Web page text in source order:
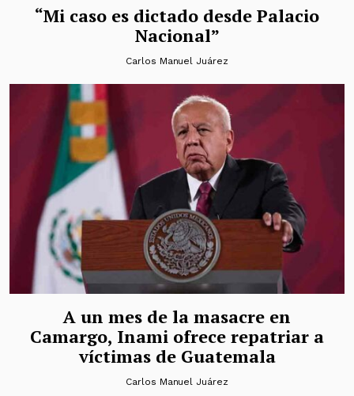
“Mi caso es dictado desde Palacio
Nacional”
Carlos Manuel Juárez
A un mes de la masacre en
Camargo, Inami ofrece repatriar a
víctimas de Guatemala
Carlos Manuel Juárez